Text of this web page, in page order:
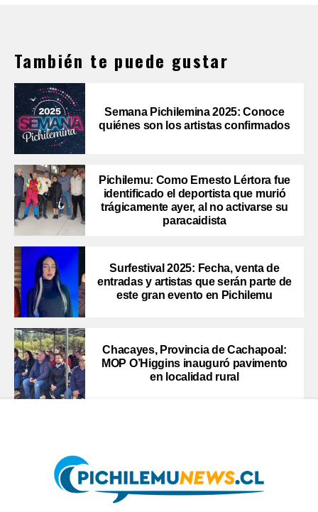
También te puede gustar
Semana Pichilemina 2025: Conoce
quiénes son los artistas confirmados
Pichilemu: Como Ernesto Lértora fue
identificado el deportista que murió
trágicamente ayer, al no activarse su
paracaidista
Surfestival 2025: Fecha, venta de
entradas y artistas que serán parte de
este gran evento en Pichilemu
Chacayes, Provincia de Cachapoal:
MOP O’Higgins inauguró pavimento
en localidad rural